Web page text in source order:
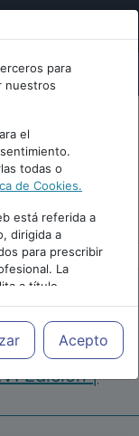
para
nuestros
el
todas o
de Cookies.
está referida a
dirigida a
para prescribir
La
a título
de los
y decidir, en
a lasAcepto
Virtual
y
Edición |